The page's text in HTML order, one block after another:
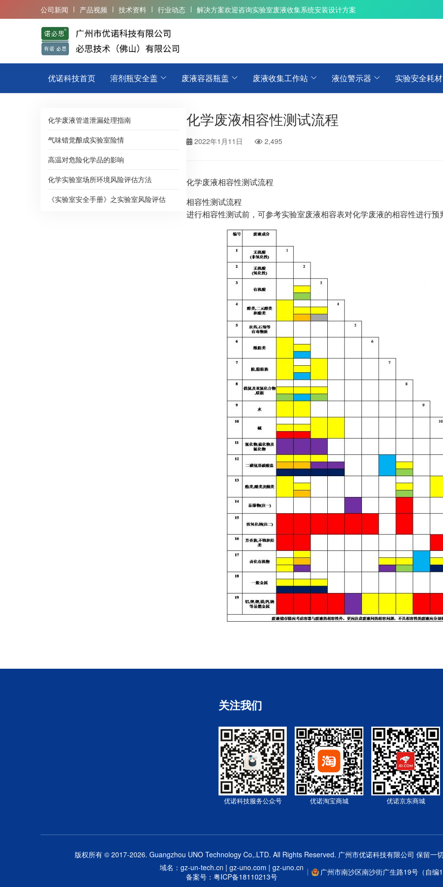
公司新闻 产品视频 技术资料 行业动态 解决方案欢迎咨询实验室废液收集系统安装设计方案
优诺科技首页 溶剂瓶安全盖 废液容器瓶盖 废液收集工作站 液位警示器 实验安全耗材
化学废液管道泄漏处理指南
气味错觉酿成实验室险情
高温对危险化学品的影响
化学实验室场所环境风险评估方法
《实验室安全手册》之实验室风险评估
化学废液相容性测试流程
2022年1月11日 2,495
化学废液相容性测试流程
相容性测试流程
进行相容性测试前，可参考实验室废液相容表对化学废液的相容性进行预
关注我们
优诺科技服务公众号 优诺淘宝商城 优诺京东商城
版权所有 © 2017-2026. Guangzhou UNO Technology Co,.LTD. All Rights Reserved. 广州市优诺科技有限公司 保留一
域名：gz-un-tech.cn | gz-uno.com | gz-uno.cn
备案号：粤ICP备18110213号
广州市南沙区南沙街广生路19号（自编